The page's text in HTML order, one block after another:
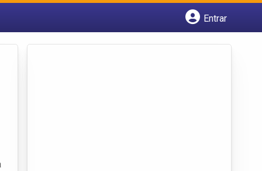
Entrar